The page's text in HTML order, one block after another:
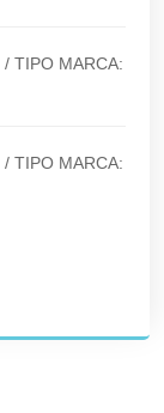
/ TIPO MARCA:
/ TIPO MARCA: